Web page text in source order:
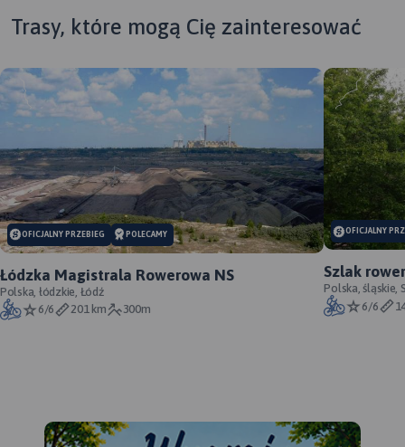
MAPA TURYSTYCZNA W
APLIKACJI TRASEO
Trasy, które mogą Cię zainteresować
OFICJALNY PRZEBIEG POLECAMY
Łódzka Magistrala Rowerowa NS
Polska, łódzkie, Łódź
6/6
201 km 300m
OFICJALNY
Szlak
oficjalny
Polska, śląskie,
6/6